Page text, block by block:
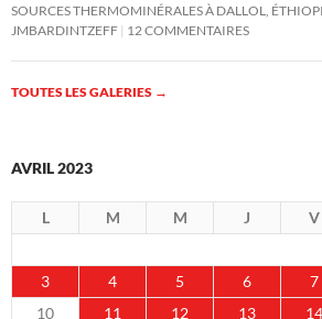
SOURCES THERMOMINÉRALES À DALLOL,
JMBARDINTZEFF 12 COMMENTAIRES
TOUTES LES GALERIES →
AVRIL 2023
L M M J V
3
4 5 6 7
10
11 12 13 14